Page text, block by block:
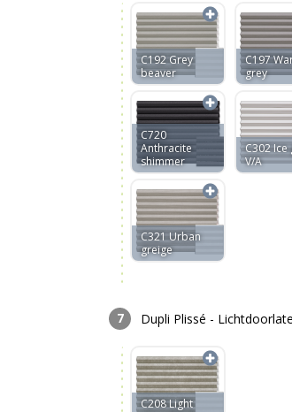
C192 Grey
beaver
C197
grey
C720
Anthracite
shimmer
C302 Ice
V/A
C321 Urban
greige
Dupli Plissé -
C208 Light